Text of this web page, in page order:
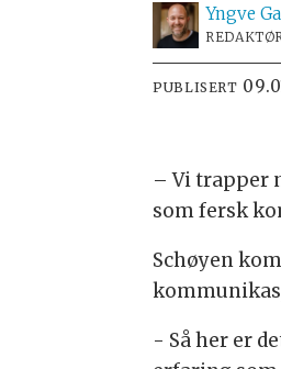
Yngve
PUBLISERT
– Vi trapper
som fersk
Schøyen
- Så her er